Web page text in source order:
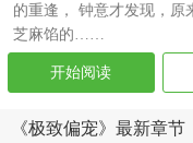
的重逢， 钟意才发现，原
芝麻馅的……
开始阅读
《极致偏宠》最新章节